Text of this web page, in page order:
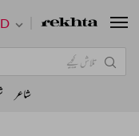
شاعر